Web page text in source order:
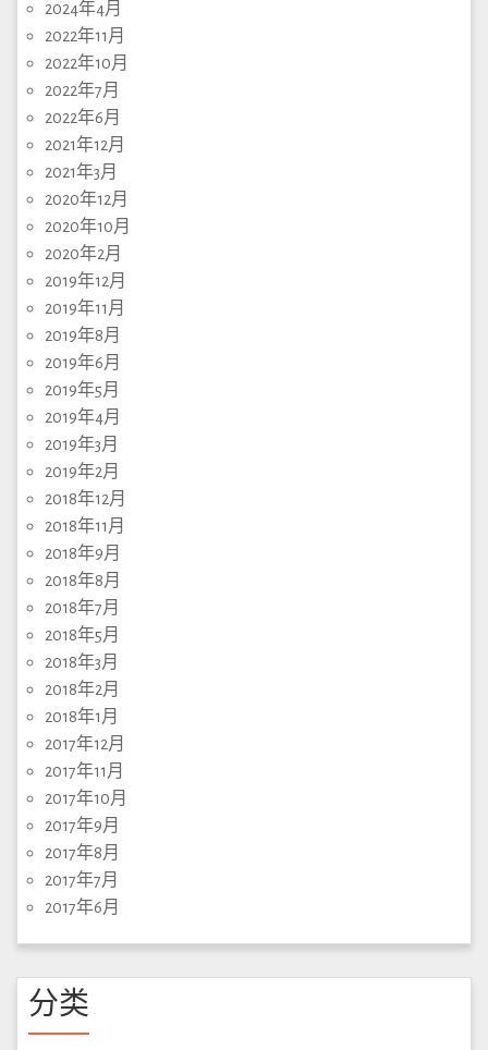
2024年4月
2022年11月
2022年10月
2022年7月
2022年6月
2021年12月
2021年3月
2020年12月
2020年10月
2020年2月
2019年12月
2019年11月
2019年8月
2019年6月
2019年5月
2019年4月
2019年3月
2019年2月
2018年12月
2018年11月
2018年9月
2018年8月
2018年7月
2018年5月
2018年3月
2018年2月
2018年1月
2017年12月
2017年11月
2017年10月
2017年9月
2017年8月
2017年7月
2017年6月
分类